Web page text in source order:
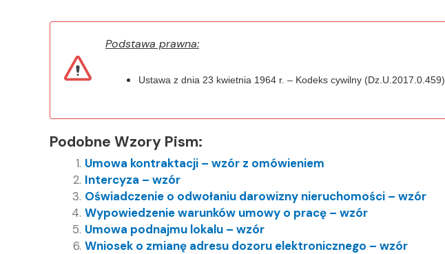
Podstawa prawna:
Ustawa z dnia 23 kwietnia 1964 r. – Kodeks cywilny (Dz.U.2017.0.459).
Podobne Wzory Pism:
Umowa kontraktacji – wzór z omówieniem
Intercyza – wzór
Oświadczenie o odwołaniu darowizny nieruchomości – wzór
Wypowiedzenie warunków umowy o pracę – wzór
Umowa podnajmu lokalu – wzór
Wniosek o zmianę adresu dozoru elektronicznego – wzór